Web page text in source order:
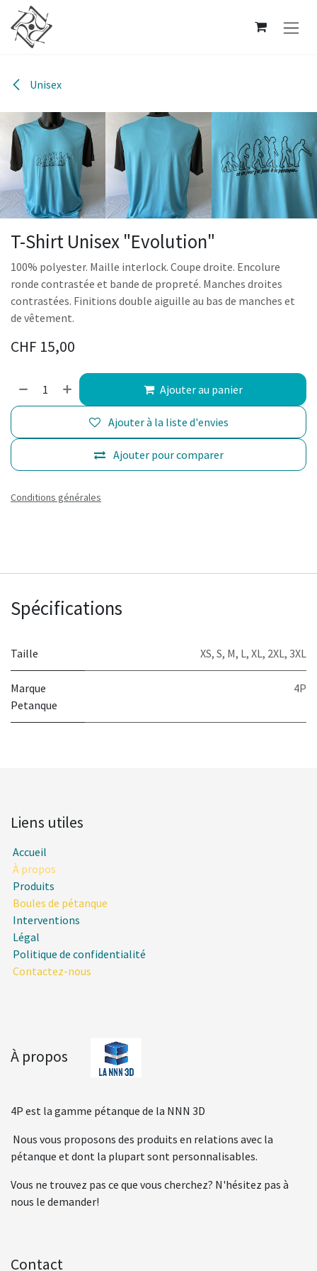
Se rendre au contenu
Unisex
T-Shirt Unisex "Evolution"
100% polyester. Maille interlock. Coupe droite. Encolure
ronde contrastée et bande de propreté. Manches droites
contrastées. Finitions double aiguille au bas de manches et
de vêtement.
CHF 15,00
Ajouter au panier
Ajouter pour comparer
Ajouter à la liste d'envies
Conditions générales
Spécifications
Taille XS, S, M, L, XL, 2XL, 3XL
Marque
Petanque
4P
Liens utiles
Accueil
À propos
Produits
Boules de pétanque
Interventions
Légal
Politique de confidentialité
Contactez-nous
À propos
4P est la gamme pétanque de la NNN 3D
Nous vous proposons des produits en relations avec la
pétanque et dont la plupart sont personnalisables.
Vous ne trouvez pas ce que vous cherchez? N'hésitez pas à
nous le demander!
Contact